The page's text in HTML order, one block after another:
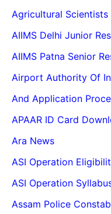
Agricultural
AIIMS Delhi Junior
AIIMS Patna Senior
Airport Authority Of
And Application
APAAR ID Card
Ara News
ASI Operation
ASI Operation
Assam Police